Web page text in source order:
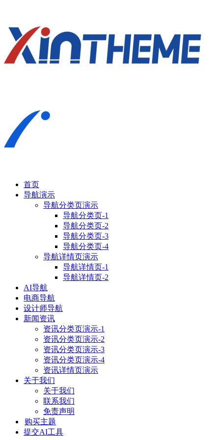
首页
导航演示
导航分类页演示
导航分类页-1
导航分类页-2
导航分类页-3
导航分类页-4
导航详情页演示
导航详情页-1
导航详情页-2
AI导航
电商导航
设计师导航
新闻资讯
资讯分类页演示-1
资讯分类页演示-2
资讯分类页演示-3
资讯分类页演示-4
资讯详情页演示
关于我们
关于我们
联系我们
免责声明
购买主题
提交AI工具